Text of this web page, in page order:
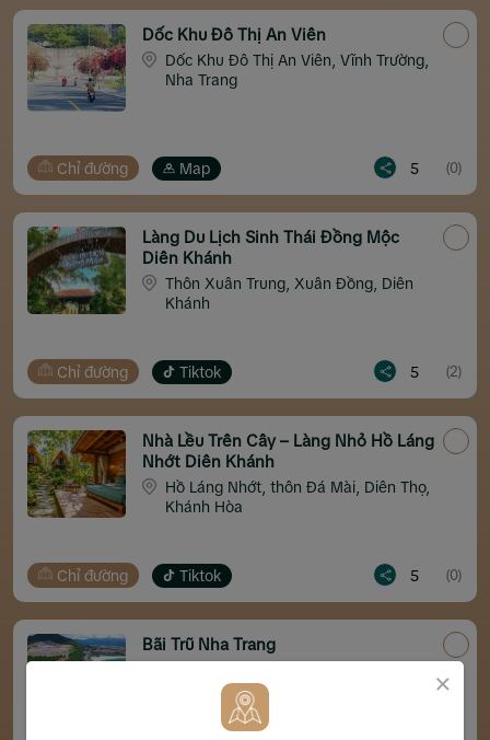
Dốc Khu Đô Thị An Viên
Dốc Khu Đô Thị An Viên, Vĩnh Trường,
Nha Trang
Chỉ đường Map 5 (0)
Làng Du Lịch Sinh Thái Đồng Mộc
Diên Khánh
Thôn Xuân Trung, Xuân Đồng, Diên
Khánh
Chỉ đường Tiktok 5 (2)
Nhà Lều Trên Cây – Làng Nhỏ Hồ Láng
Nhớt Diên Khánh
Hồ Láng Nhớt, thôn Đá Mài, Diên Thọ,
Khánh Hòa
Chỉ đường Tiktok 5 (0)
Bãi Trũ Nha Trang
Khánh Hòa
×